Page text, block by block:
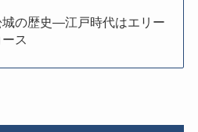
城の歴史―江戸時代はエリー
ース